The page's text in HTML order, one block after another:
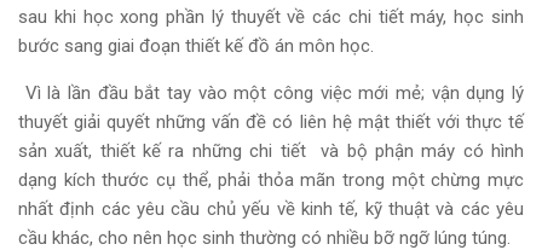
sau khi học xong phần lý thuyết về các chi tiết máy, học sinh
bước sang giai đoạn thiết kế đồ án môn học.
Vì là lần đầu bắt tay vào một công việc mới mẻ; vận dụng lý
thuyết giải quyết những vấn đề có liên hệ mật thiết với thực tế
sản xuất, thiết kế ra những chi tiết và bộ phận máy có hình
dạng kích thước cụ thể, phải thỏa mãn trong một chừng mực
nhất định các yêu cầu chủ yếu về kinh tế, kỹ thuật và các yêu
cầu khác, cho nên học sinh thường có nhiều bỡ ngỡ lúng túng.